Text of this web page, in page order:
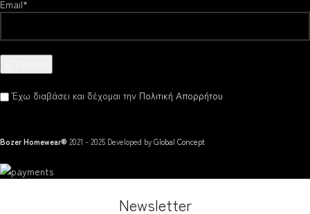
Email*
Έχω διαβάσει και δέχομαι την Πολιτική Απορρήτου
Bozer Homewear® 2021 - 2025 Developed byGlobal Concept
Newsletter